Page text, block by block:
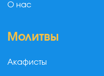
О нас
Молитвы
Акафисты